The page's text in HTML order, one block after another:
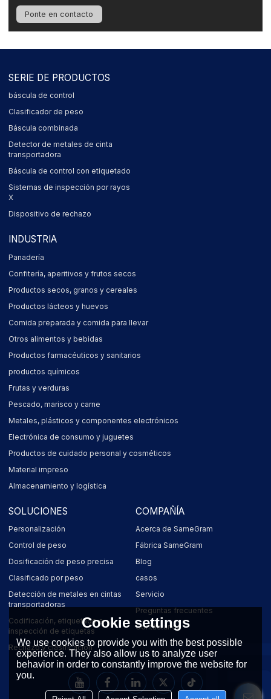
Ponte en contacto
SERIE DE PRODUCTOS
báscula de control
Clasificador de peso
Báscula combinada
Detector de metales de cinta
transportadora
Báscula de control con etiquetado
Sistemas de inspección por rayos
X
Dispositivo de rechazo
INDUSTRIA
Panadería
Confitería, aperitivos y frutos secos
Productos secos, granos y cereales
Productos lácteos y huevos
Comida preparada y comida para llevar
Otros alimentos y bebidas
Productos farmacéuticos y sanitarios
productos químicos
Frutas y verduras
Pescado, marisco y carne
Metales, plásticos y componentes electrónicos
Electrónica de consumo y juguetes
Productos de cuidado personal y cosméticos
Material impreso
Almacenamiento y logística
SOLUCIONES
Personalización
Control de peso
Dosificación de peso precisa
Clasificado por peso
Detección de metales en cintas
transportadoras
Codificación, etiquetado e
inspección de etiquetas
Rechazo y clasificación
COMPAÑÍA
Acerca de SameGram
Fábrica SameGram
Blog
casos
Servicio
Preguntas frecuentes
Contáctanos
Cookie settings
We use cookies to provide you with the best possible
experience. They also allow us to analyze user
behavior in order to constantly improve the website for
you.